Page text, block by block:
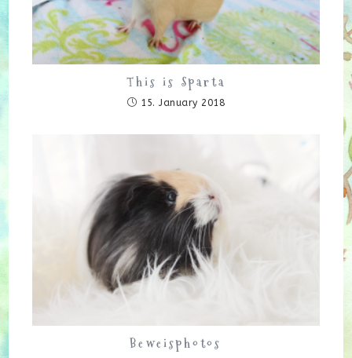
This is Sparta
15. January 2018
Beweisphotos